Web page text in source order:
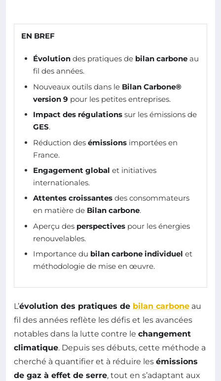
EN BREF
Évolution des pratiques de bilan carbone au
fil des années.
Nouveaux outils dans le Bilan Carbone®
version 9 pour les petites entreprises.
Impact des régulations sur les émissions de
GES.
Réduction des émissions importées en
France.
Engagement global et initiatives
internationales.
Attentes croissantes des consommateurs
en matière de Bilan carbone.
Aperçu des perspectives pour les énergies
renouvelables.
Importance du bilan carbone individuel et
méthodologie de mise en œuvre.
L’évolution des pratiques de bilan carbone au
fil des années reflète les défis et les avancées
notables dans la lutte contre le changement
climatique. Depuis ses débuts, cette méthode a
cherché à quantifier et à réduire les émissions
de gaz à effet de serre, tout en s’adaptant aux